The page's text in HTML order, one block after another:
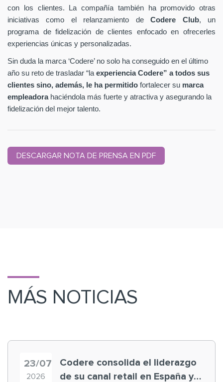
con los clientes. La compañía también ha promovido otras
iniciativas como el relanzamiento deCodere Club, un
programa de fidelización de clientes enfocado en ofrecerles
experiencias únicas y personalizadas.
Sin duda la marca ‘Codere’ no solo ha conseguido en el último
año su reto de trasladar “la experiencia Codere” a todos sus
clientes sino, además, le ha permitido fortalecer su marca
empleadorahaciéndola más fuerte y atractiva y asegurando la
fidelización del mejor talento.
DESCARGAR NOTA DE PRENSA EN PDF
MÁS NOTICIAS
23/07
2026
Codere consolida el liderazgo
de su canal retail en España y